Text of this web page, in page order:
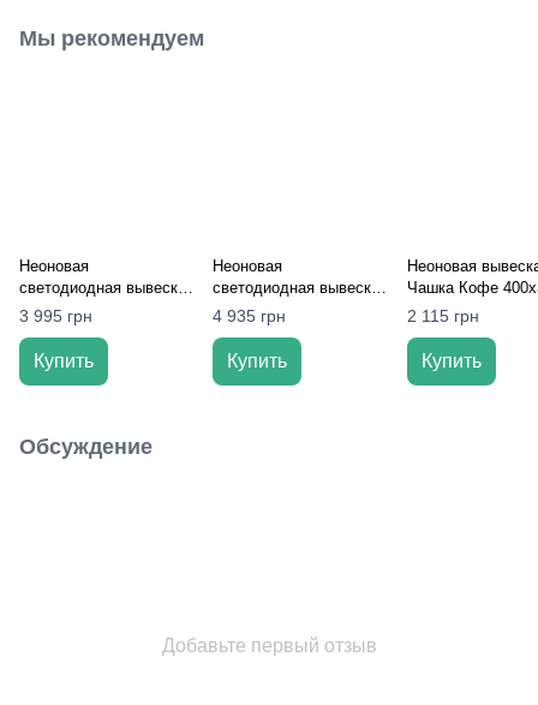
Мы рекомендуем
Неоновая
светодиодная вывеска
Coffee желтая 220х800
мм для кафе и
ресторанов | Дворик
Лед
3 995 грн
Купить
Неоновая
светодиодная вывеска
"Coffee" с чашкой
370х600 мм – Dvorik
Led
4 935 грн
Купить
Неоновая
Чашка Кофе
мм желто-
Dvorik Led
2 115 грн
Купить
Обсуждение
Добавьте первый отзыв